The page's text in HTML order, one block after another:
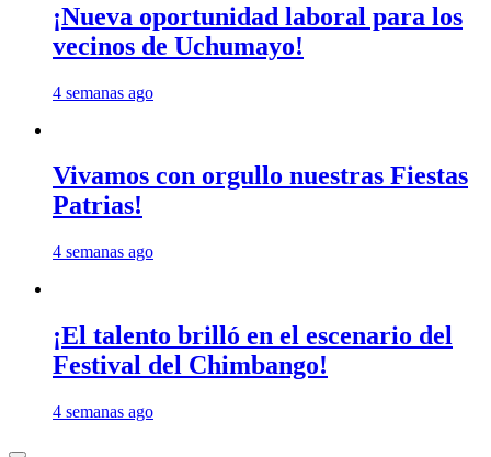
¡Nueva oportunidad laboral para los
vecinos de Uchumayo!
4 semanas ago
Vivamos con orgullo nuestras Fiestas
Patrias!
4 semanas ago
¡El talento brilló en el escenario del
Festival del Chimbango!
4 semanas ago